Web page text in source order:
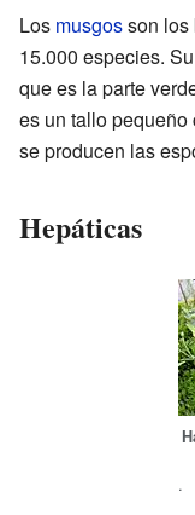
Los musgosson los
15.000 especies.
que es la parte
es un tallo
se producen las
Hepáticas
.